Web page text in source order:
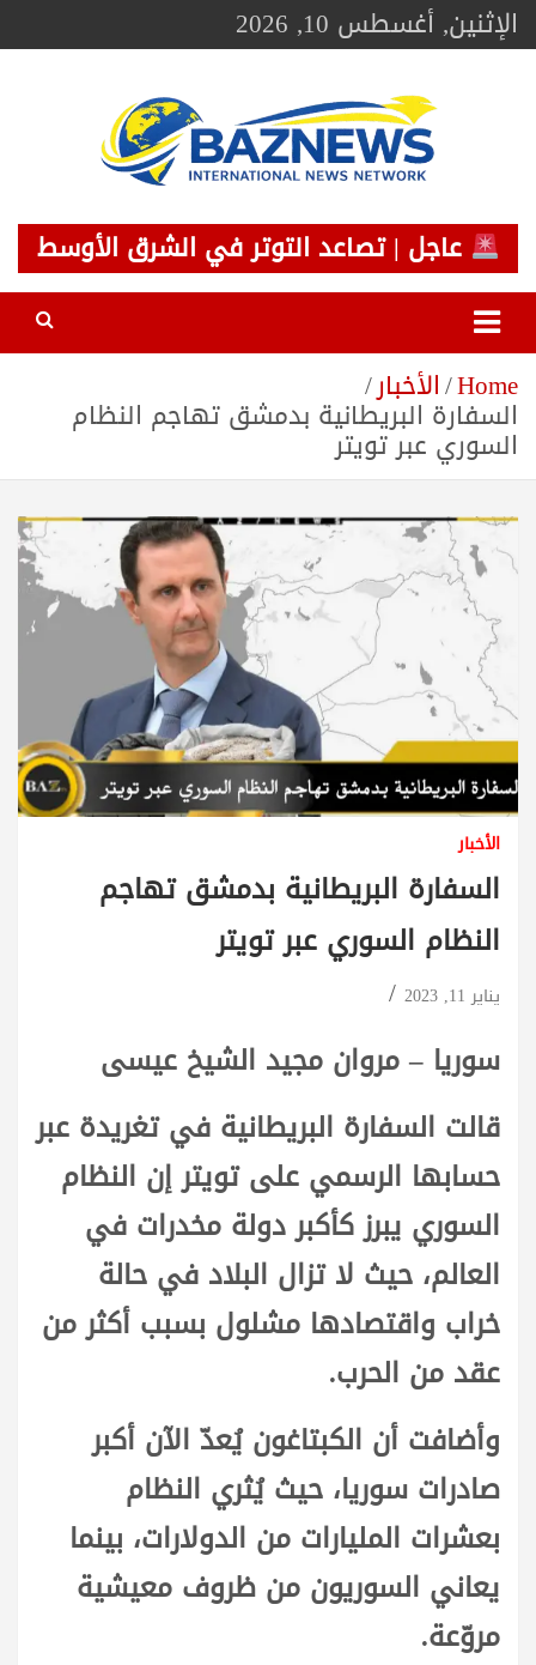
Skip
toالإثنين, أغسطس 10, 2026
BAZNEWS
شبكة باز الإخبارية
عاجل | تصاعد التوتر في الشرق الأوسط
Home الأخبار
السفارة البريطانية بدمشق تهاجم النظام
السوري عبر تويتر
الأخبار
السفارة البريطانية بدمشق تهاجم
النظام السوري عبر تويتر
يناير 11, 2023
سوريا – مروان مجيد الشيخ عيسى
قالت السفارة البريطانية في تغريدة عبر
حسابها الرسمي على تويتر إن النظام
السوري يبرز كأكبر دولة مخدرات في
العالم، حيث لا تزال البلاد في حالة
خراب واقتصادها مشلول بسبب أكثر من
عقد من الحرب.
وأضافت أن الكبتاغون يُعدّ الآن أكبر
صادرات سوريا، حيث يُثري النظام
بعشرات المليارات من الدولارات، بينما
يعاني السوريون من ظروف معيشية
مروّعة.